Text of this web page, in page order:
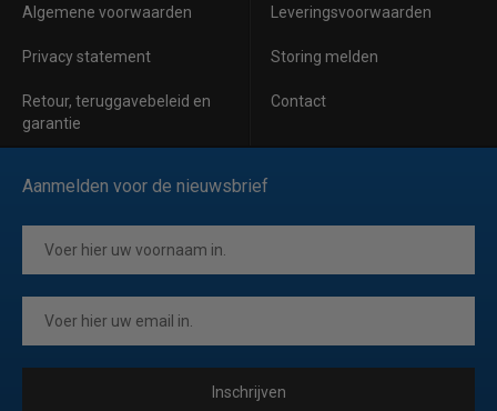
Algemene voorwaarden Leveringsvoorwaarden
Privacy statement Storing melden
Retour, teruggavebeleid en
garantie
Contact
Aanmelden voor de nieuwsbrief
Inschrijven